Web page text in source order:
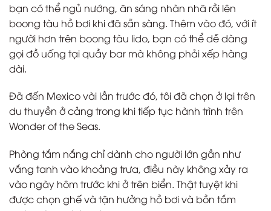
bạn có thể ngủ nướng, ăn sáng nhàn nhã rồi lên
boong tàu hồ bơi khi đã sẵn sàng. Thêm vào đó, với ít
người hơn trên boong tàu lido, bạn có thể dễ dàng
gọi đồ uống tại quầy bar mà không phải xếp hàng
dài.
Đã đến Mexico vài lần trước đó, tôi đã chọn ở lại trên
du thuyền ở cảng trong khi tiếp tục hành trình trên
Wonder of the Seas.
Phòng tắm nắng chỉ dành cho người lớn gần như
vắng tanh vào khoảng trưa, điều này không xảy ra
vào ngày hôm trước khi ở trên biển. Thật tuyệt khi
được chọn ghế và tận hưởng hồ bơi và bồn tắm